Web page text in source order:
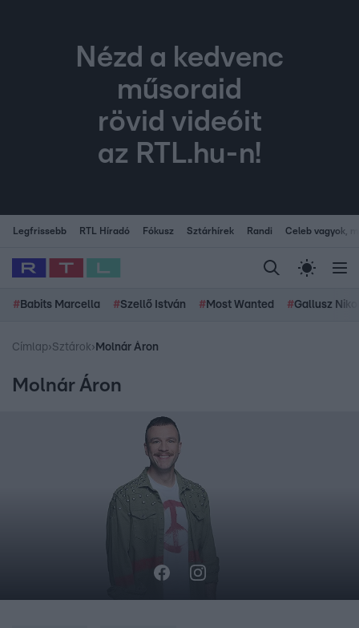
Nézd a kedvenc
műsoraid
rövid videóit
az RTL.hu-n!
Legfrissebb RTL Híradó Fókusz Sztárhírek Randi Celeb vagyok,
# Babits Marcella #Szellő István # Most Wanted #Gallusz
Címlap›Sztárok› Molnár Áron
Molnár Áron